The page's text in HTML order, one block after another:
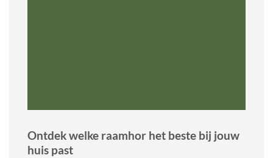
Ontdek welke raamhor het beste bij jouw
huis past